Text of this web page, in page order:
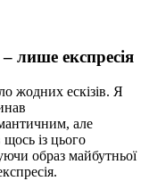
лише експресія
жодних ескізів. Я
але
щось із цього
образ майбутньої